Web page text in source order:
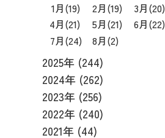
1月(19) 2月(19) 3月(20)
4月(21) 5月(21) 6月(22)
7月(24) 8月(2)
2025年 (244)
2024年 (262)
2023年 (256)
2022年 (240)
2021年 (44)